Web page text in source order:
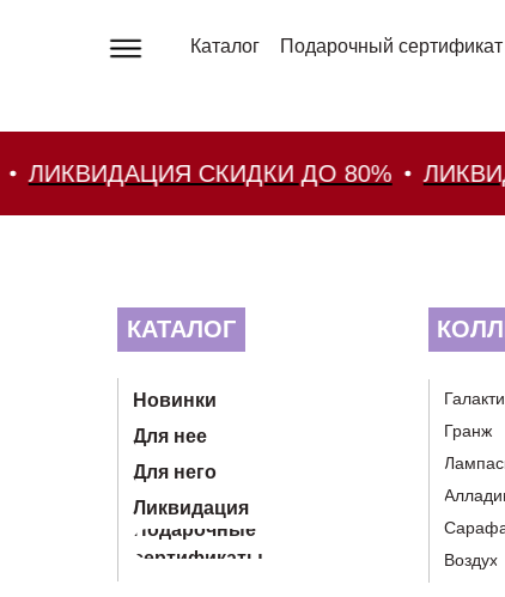
Каталог Подарочный сертификат
СКИДКИ ДО 80%
Ликвидация
Для него
Подарочные
сертификаты
Воздух
Гранж
КАТАЛОГ
Для нее
Новинки